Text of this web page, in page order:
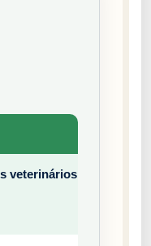
veterinários